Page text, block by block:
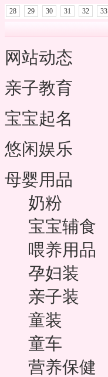
28 29 30 31 32 33
网站动态
亲子教育
宝宝起名
悠闲娱乐
母婴用品
奶粉
宝宝辅食
喂养用品
孕妇装
亲子装
童装
童车
营养保健